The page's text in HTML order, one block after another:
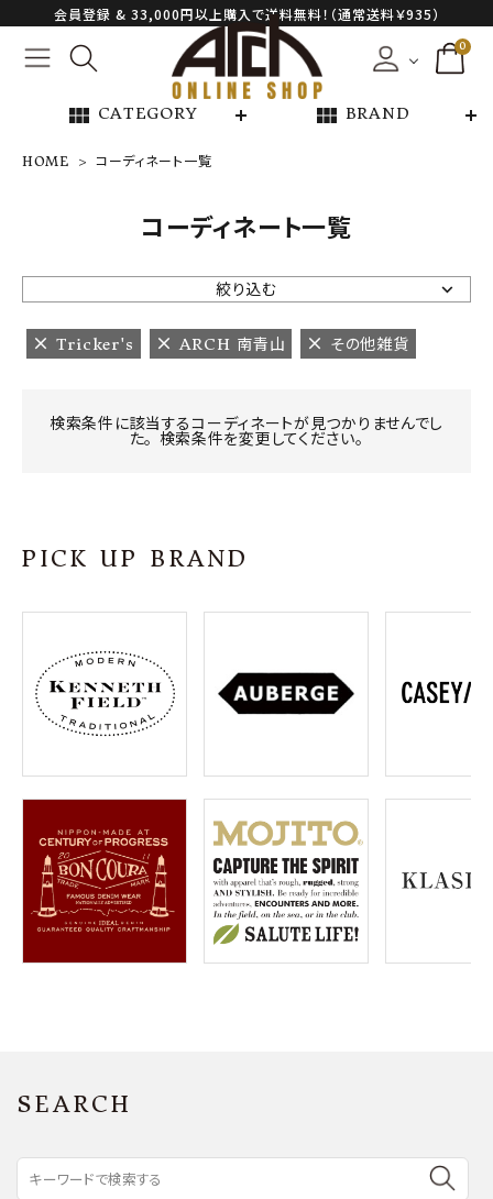
会員登録 & 33,000円以上購入で送料無料！（通常送料￥935）
0
view_module CATEGORY view_module BRAND
NEW ARRIVAL
ARCH EXCLUSIVE
BRAND
INFORMATION
ご利用ガイド
プライバシーポリシー
特定商取引法について
お問い合わせ
OFFICIAL WEB SITE
ACCOUNT MENU
ようこそ ゲスト 様
meeting_room ログイン 会員登録
HOME コーディネート一覧
コーディネート一覧
絞り込む
Tricker's ARCH 南青山 その他雑貨
検索条件に該当するコーディネートが見つかりませんでし
た。 検索条件を変更してください。
PICK UP BRAND
SEARCH